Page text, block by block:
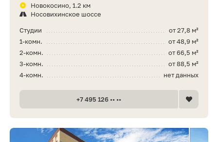
Новокосино, 1.2 км
Носовихинское шоссе
от 27,8 м²
Студии
от 48,9 м²
1-комн.
от 66,5 м²
2-комн.
от 88,5 м²
3-комн.
нет данных
4-комн.
+7 495 126 •• ••